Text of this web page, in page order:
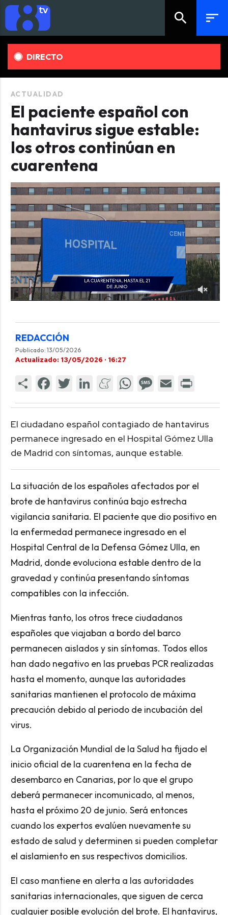
search sort
DIRECTO
ACTUALIDAD
El paciente español con
hantavirus sigue estable:
los otros continúan en
cuarentena
REDACCIÓN
Publicado: 13/05/2026
Actualizado: 13/05/2026 · 16:27
El ciudadano español contagiado de hantavirus
permanece ingresado en el Hospital Gómez Ulla
de Madrid con síntomas, aunque estable.
La situación de los españoles afectados por el
brote de hantavirus continúa bajo estrecha
vigilancia sanitaria. El paciente que dio positivo en
la enfermedad permanece ingresado en el
Hospital Central de la Defensa Gómez Ulla, en
Madrid, donde evoluciona estable dentro de la
gravedad y continúa presentando síntomas
compatibles con la infección.
Mientras tanto, los otros trece ciudadanos
españoles que viajaban a bordo del barco
permanecen aislados y sin síntomas. Todos ellos
han dado negativo en las pruebas PCR realizadas
hasta el momento, aunque las autoridades
sanitarias mantienen el protocolo de máxima
precaución debido al periodo de incubación del
virus.
La Organización Mundial de la Salud ha fijado el
inicio oficial de la cuarentena en la fecha de
desembarco en Canarias, por lo que el grupo
deberá permanecer incomunicado, al menos,
hasta el próximo 20 de junio. Será entonces
cuando los expertos evalúen nuevamente su
estado de salud y determinen si pueden completar
el aislamiento en sus respectivos domicilios.
El caso mantiene en alerta a las autoridades
sanitarias internacionales, que siguen de cerca
cualquier posible evolución del brote. El hantavirus,